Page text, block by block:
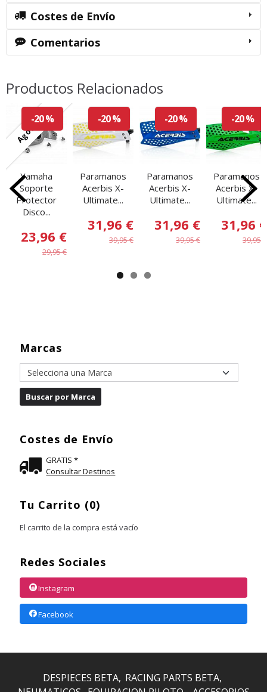
Marcas
Costes de Envío
GRATIS *
Consultar Destinos
Tu Carrito (0)
El carrito de la compra está vacío
Redes Sociales
Instagram
Facebook
Costes de Envío
Comentarios
Productos Relacionados
Agotado
-20 %
Yamaha
Soporte
Protector
Disco...
23,96 €
29,95 €
-20 %
Paramanos
Acerbis X-
Ultimate...
31,96 €
39,95 €
-20 %
Paramanos
Acerbis X-
Ultimate...
31,96 €
39,95 €
-20 %
Paramanos
Acerbis X-
Ultimate...
31,96 €
39,95 €
DESPIECES BETA RACING PARTS BETA